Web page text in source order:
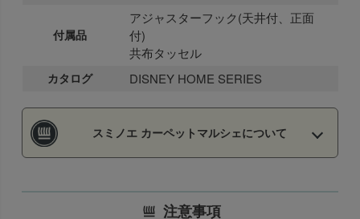
付属品
アジャスターフック(天井付、正面
付)
共布タッセル
カタログ DISNEY HOME SERIES
スミノエ カーペットマルシェについて
注意事項